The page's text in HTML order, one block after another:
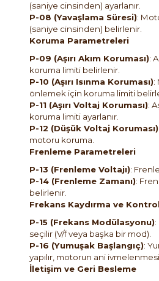
(saniye cinsinden) ayarlanır.
P-08 (Yavaşlama Süresi):
(saniye cinsinden) belirlenir.
Koruma Parametreleri
P-09 (Aşırı Akım Koruması):
koruma limiti belirlenir.
P-10 (Aşırı Isınma Koruması):
önlemek için koruma limiti
P-11 (Aşırı Voltaj Koruması):
koruma limiti ayarlanır.
P-12 (Düşük Voltaj Koruması)
motoru koruma.
Frenleme Parametreleri
P-13 (Frenleme Voltajı):
P-14 (Frenleme Zamanı):
belirlenir.
Frekans Kaydırma ve
P-15 (Frekans Modülasyonu)
seçilir (V/f veya başka bir mod).
P-16 (Yumuşak Başlangıç):
yapılır, motorun ani
İletişim ve Geri Besleme